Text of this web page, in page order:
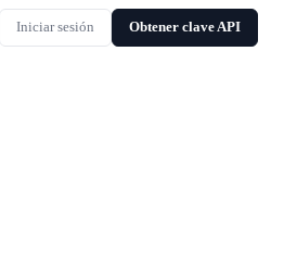
Iniciar sesión Obtener clave API